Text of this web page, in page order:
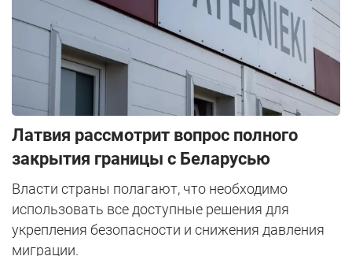
Латвия рассмотрит вопрос полного
закрытия границы с Беларусью
Власти страны полагают, что необходимо
использовать все доступные решения для
укрепления безопасности и снижения давления
миграции.